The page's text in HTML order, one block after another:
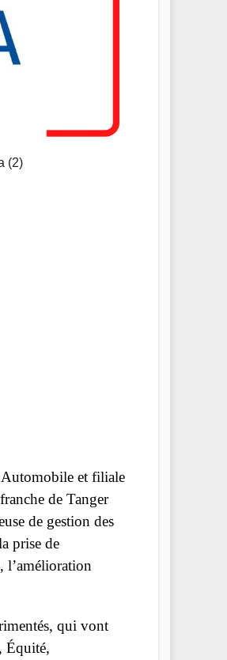
(2)
Automobile et filiale
de Tanger
de gestion des
prise de
l’amélioration
qui vont
Équité,